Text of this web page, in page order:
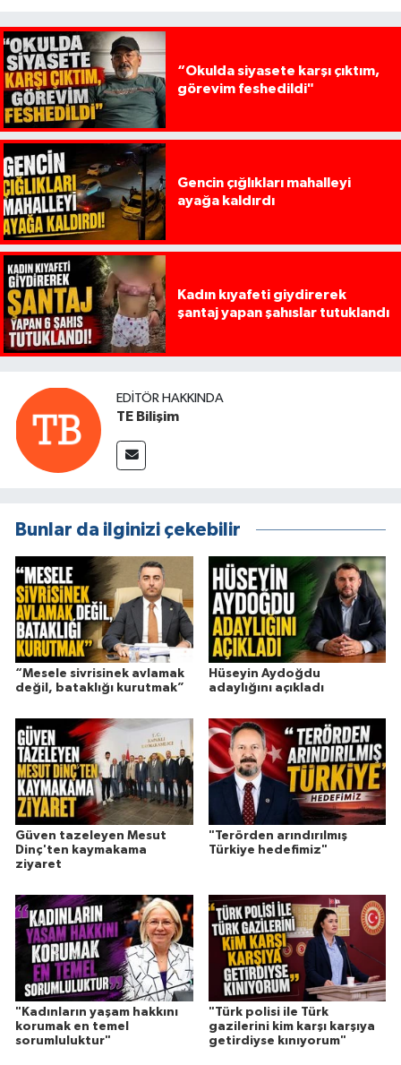
“Okulda siyasete karşı çıktım,
görevim feshedildi"
Gencin çığlıkları mahalleyi
ayağa kaldırdı
Kadın kıyafeti giydirerek
şantaj yapan şahıslar tutuklandı
EDITÖR HAKKINDA
TE Bilişim
Bunlar da ilginizi çekebilir
“Mesele sivrisinek avlamak
değil, bataklığı kurutmak”
Hüseyin Aydoğdu
adaylığını açıkladı
Güven tazeleyen Mesut
Dinç'ten kaymakama
ziyaret
"Terörden arındırılmış
Türkiye hedefimiz"
"Kadınların yaşam hakkını
korumak en temel
sorumluluktur"
"Türk polisi ile Türk
gazilerini kim karşı karşıya
getirdiyse kınıyorum"